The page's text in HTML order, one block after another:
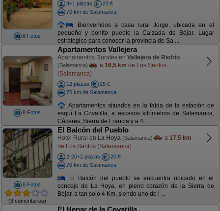
8 Fotos
4+1 plazas
23 €
70 km de Salamanca
Bienvenidos a casa rural Jorge, ubicada en el
pequeño y bonito pueblo la Calzada de Béjar. Lugar
estratégico para conocer la provincia de Sa ...
8 Fotos
Apartamentos Vallejera
Apartamentos Rurales en Vallejera de Riofrío
(Salamanca) a 16,5 km de Los Santos
(Salamanca)
12 plazas
25 €
70 km de Salamanca
Apartamentos situados en la falda de la estación de
esquí La Covatilla, a escasos kilómetros de Salamanca,
Cáceres, Sierra de Francia y a 4 ...
8 Fotos
(3 comentarios)
El Balcón del Pueblo
Hotel Rural en La Hoya (Salamanca) a 17,5 km
de Los Santos (Salamanca)
2-20+2 plazas
20 €
70 km de Salamanca
El Balcón del pueblo se encuentra ubicado en el
concejo de La Hoya, en pleno corazón de la Sierra de
Béjar, a tan solo 4 Km, siendo uno de l ...
El Henar de la Covatilla